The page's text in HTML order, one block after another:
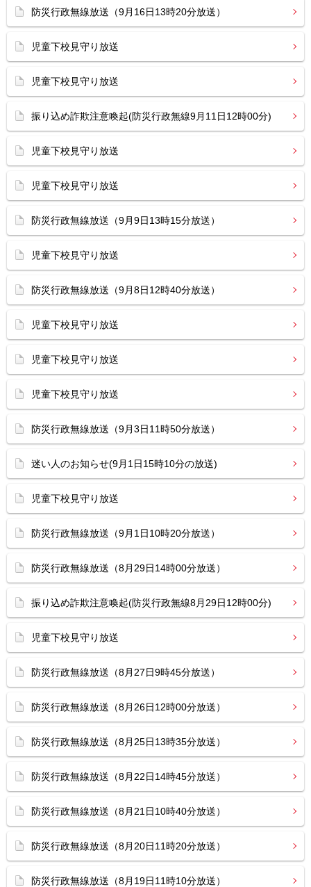
防災行政無線放送（9月16日13時20分放送）
児童下校見守り放送
児童下校見守り放送
振り込め詐欺注意喚起(防災行政無線9月11日12時00分)
児童下校見守り放送
児童下校見守り放送
防災行政無線放送（9月9日13時15分放送）
児童下校見守り放送
防災行政無線放送（9月8日12時40分放送）
児童下校見守り放送
児童下校見守り放送
児童下校見守り放送
防災行政無線放送（9月3日11時50分放送）
迷い人のお知らせ(9月1日15時10分の放送)
児童下校見守り放送
防災行政無線放送（9月1日10時20分放送）
防災行政無線放送（8月29日14時00分放送）
振り込め詐欺注意喚起(防災行政無線8月29日12時00分)
児童下校見守り放送
防災行政無線放送（8月27日9時45分放送）
防災行政無線放送（8月26日12時00分放送）
防災行政無線放送（8月25日13時35分放送）
防災行政無線放送（8月22日14時45分放送）
防災行政無線放送（8月21日10時40分放送）
防災行政無線放送（8月20日11時20分放送）
防災行政無線放送（8月19日11時10分放送）